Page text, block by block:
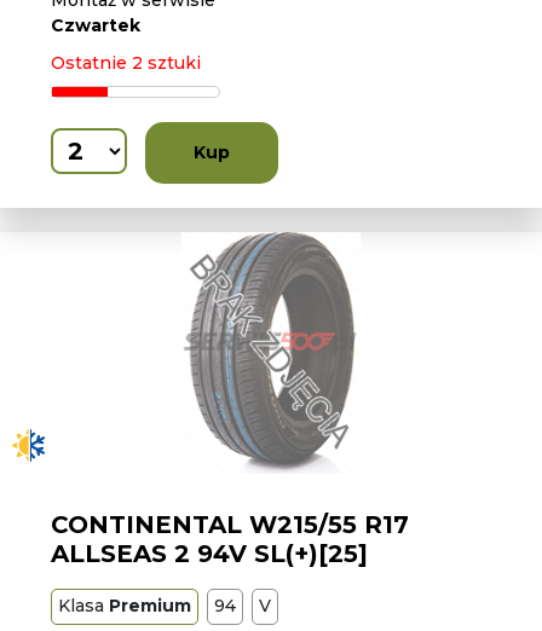
Czwartek
Ostatnie 2 sztuki
Kup
CONTINENTAL W215/55 R17
ALLSEAS 2 94V SL(+)[25]
Klasa Premium 94 V